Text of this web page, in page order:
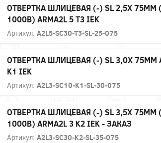
ОТВЕРТКА ШЛИЦЕВАЯ (-) SL 2,5Х 75ММ
1000В) ARMA2L 5 Т3 IEK
Артикул: A2L5-SC30-T3-SL-25-075
ОТВЕРТКА ШЛИЦЕВАЯ (-) SL 3,0Х 75ММ
K1 IEK
Артикул: A2L3-SC10-K1-SL-30-075
ОТВЕРТКА ШЛИЦЕВАЯ (-) SL 3,5Х 75ММ
1000В) ARMA2L 3 K2 IEK - ЗАКАЗ
Артикул: A2L3-SC30-K2-SL-35-075